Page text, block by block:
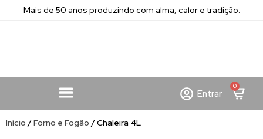
Mais de 50 anos produzindo com alma, calor e tradição.
Entrar
0
Início /Forno e Fogão / Chaleira 4L